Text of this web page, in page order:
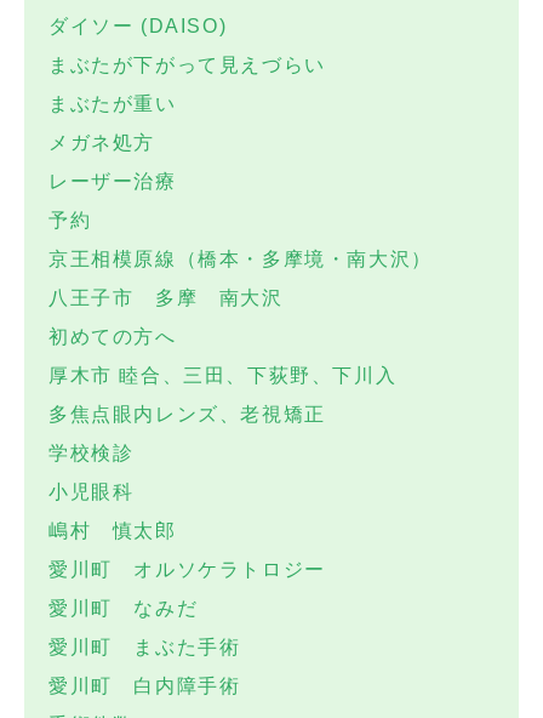
ダイソー (DAISO)
まぶたが下がって見えづらい
まぶたが重い
メガネ処方
レーザー治療
予約
京王相模原線（橋本・多摩境・南大沢）
八王子市 多摩 南大沢
初めての方へ
厚木市 睦合、三田、下荻野、下川入
多焦点眼内レンズ、老視矯正
学校検診
小児眼科
嶋村 慎太郎
愛川町 オルソケラトロジー
愛川町 なみだ
愛川町 まぶた手術
愛川町 白内障手術